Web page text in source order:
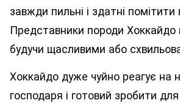
завжди пильні і здатні
Представники породи
будучи щасливими або
Хоккайдо дуже чуйно реагує на
господаря і готовий зробити